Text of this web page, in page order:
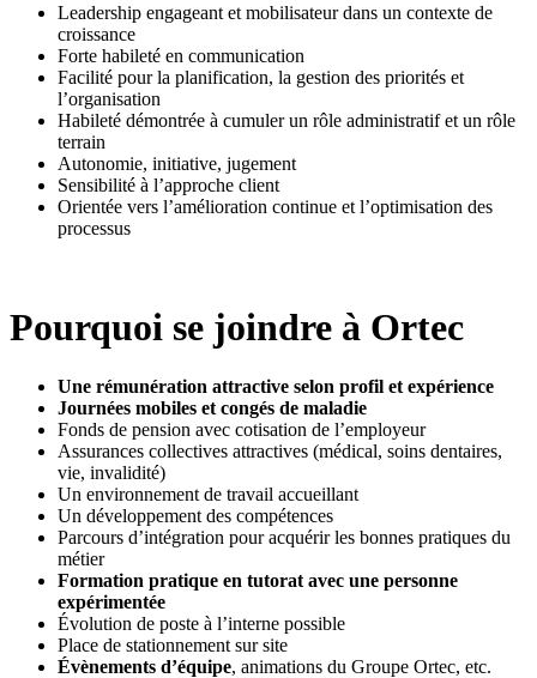
Leadership engageant et mobilisateur dans un contexte de
croissance
Forte habileté en communication
Facilité pour la planification, la gestion des priorités et
l’organisation
Habileté démontrée à cumuler un rôle administratif et un rôle
terrain
Autonomie, initiative, jugement
Sensibilité à l’approche client
Orientée vers l’amélioration continue et l’optimisation des
processus
Pourquoi se joindre à Ortec
Une rémunération attractive selon profil et expérience
Journées mobiles et congés de maladie
Fonds de pension avec cotisation de l’employeur
Assurances collectives attractives (médical, soins dentaires,
vie, invalidité)
Un environnement de travail accueillant
Un développement des compétences
Parcours d’intégration pour acquérir les bonnes pratiques du
métier
Formation pratique en tutorat avec une personne
expérimentée
Évolution de poste à l’interne possible
Place de stationnement sur site
Évènements d’équipe, animations du Groupe Ortec, etc.